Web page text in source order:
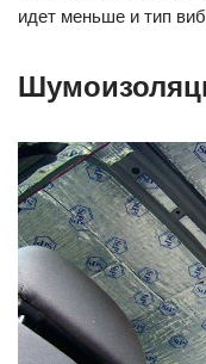
идет меньше и тип